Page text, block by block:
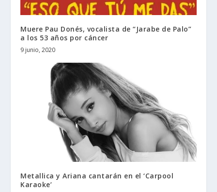
Muere Pau Donés, vocalista de “Jarabe de Palo”
a los 53 años por cáncer
9 junio, 2020
Metallica y Ariana cantarán en el ‘Carpool
Karaoke’